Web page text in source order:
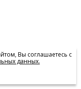
Вы соглашаетесь с
данных.